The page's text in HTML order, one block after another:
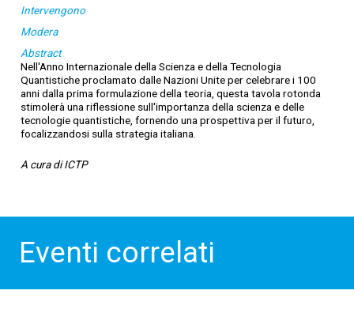
Intervengono
Modera
Abstract
Nell'Anno Internazionale della Scienza e della Tecnologia
Quantistiche proclamato dalle Nazioni Unite per celebrare i 100
anni dalla prima formulazione della teoria, questa tavola rotonda
stimolerà una riflessione sull'importanza della scienza e delle
tecnologie quantistiche, fornendo una prospettiva per il futuro,
focalizzandosi sulla strategia italiana.
A cura di ICTP
Eventi correlati